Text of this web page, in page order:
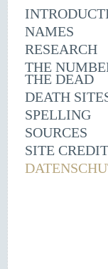
NAMES
RESEARCH
THE
THE DEAD
DEATH
SPELLING
SOURCES
SITE